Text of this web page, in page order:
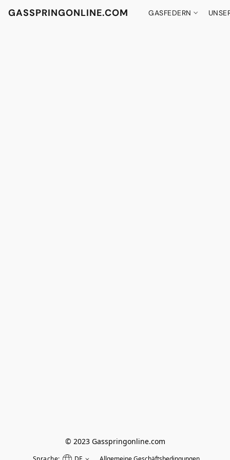
GASSPRINGONLINE.COM GASFEDERN
© 2023 Gasspringonline.com